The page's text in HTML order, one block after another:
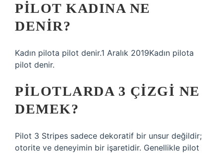
PILOT KADINA NE
DENIR?
Kadın pilota pilot denir.1 Aralık 2019Kadın pilota
pilot denir.
PILOTLARDA 3 ÇIZGI NE
DEMEK?
Pilot 3 Stripes sadece dekoratif bir unsur değildir;
otorite ve deneyimin bir işaretidir. Genellikle pilot